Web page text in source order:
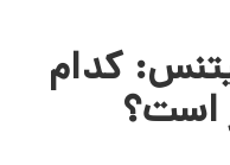
کدام
است؟